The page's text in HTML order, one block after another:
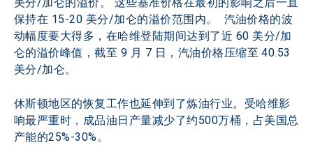
保持在 15-20 美分/加仑的溢价范围内。  汽油价格的波
动幅度要大得多，在哈维登陆期间达到了近 60 美分/加
仑的溢价峰值，截至 9 月 7 日，汽油价格压缩至 40.53
美分/加仑。
休斯顿地区的恢复工作也延伸到了炼油行业。受哈维影
响最严重时，成品油日产量减少了约500万桶，占美国总
产能的25%-30%。